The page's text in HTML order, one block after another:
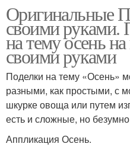
Оригинальные
своими руками.
на тему осень
своими руками
Поделки на тему «Осень»
разными, как простыми, с
шкурке овоща или путем
есть и сложные, но
Аппликация Осень.